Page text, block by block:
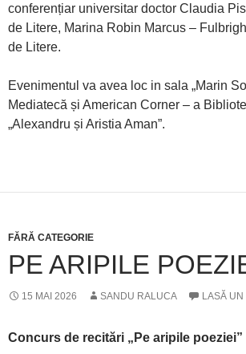
conferențiar universitar doctor Claudia
de Litere, Marina Robin Marcus –
de Litere.
Evenimentul va avea loc in sala „Marin
Mediatecă și American Corner – a
„Alexandru și Aristia Aman”.
FĂRĂ CATEGORIE
PE ARIPILE
15 MAI 2026 SANDU RALUCA LASĂ
Concurs de recitări „Pe aripile poeziei”